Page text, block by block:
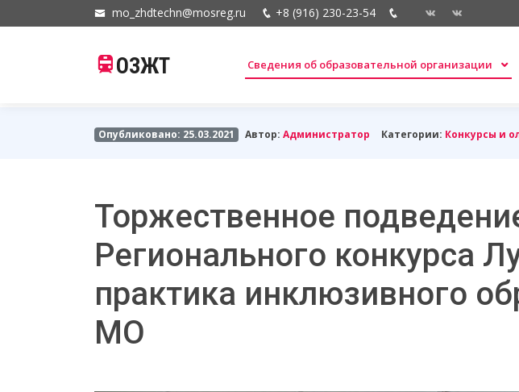
mo_zhdtechn@mosreg.ru +8 (916) 230-23-54
ОЗЖТ Сведения об образовательной организации
Опубликовано: 25.03.2021 Автор:Администратор Категории: Конкурсы и
Торжественное
Регионального конкурса
практика инклюзивного
МО